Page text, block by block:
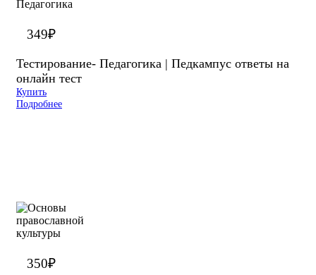
349₽
Тестирование- Педагогика | Педкампус ответы на
онлайн тест
Купить
Подробнее
350₽